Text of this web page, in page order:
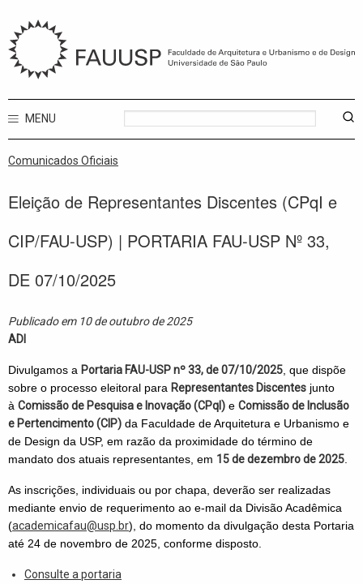
MENU
Comunicados Oficiais
Eleição de Representantes Discentes (CPqI e
CIP/FAU-USP) | PORTARIA FAU-USP Nº 33,
DE 07/10/2025
Publicado em 10 de outubro de 2025
ADI
Divulgamos a Portaria FAU-USP nº 33, de 07/10/2025 , que dispõe
sobre o processo eleitoral para Representantes Discentes junto
à Comissão de Pesquisa e Inovação (CPqI) e Comissão de Inclusão
e Pertencimento (CIP) da Faculdade de Arquitetura e Urbanismo e
de Design da USP, em razão da proximidade do término de
mandato dos atuais representantes, em 15 de dezembro de 2025
As inscrições, individuais ou por chapa, deverão ser realizadas
mediante envio de requerimento ao e-mail da Divisão Acadêmica
(academicafau@usp.br), do momento da divulgação desta Portaria
até 24 de novembro de 2025, conforme disposto.
Consulte a portaria